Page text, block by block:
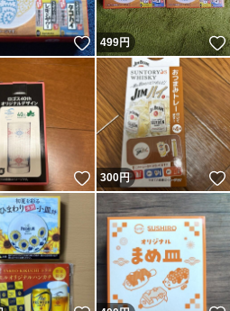
いいね！
499円
いいね！
300円